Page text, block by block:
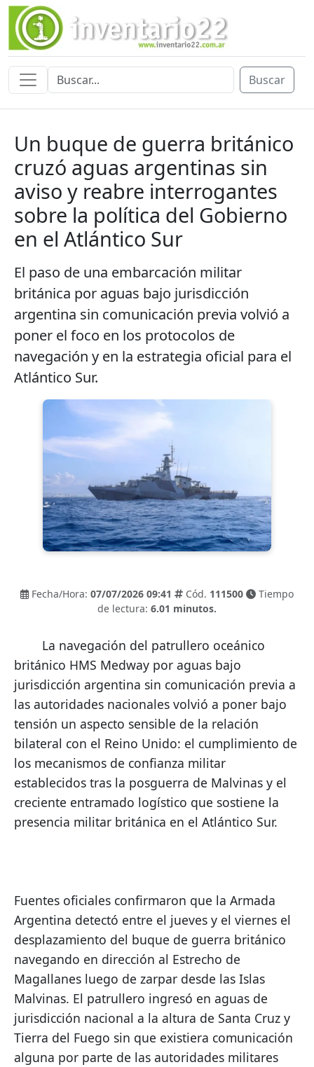
Buscar
Un buque de guerra británico
cruzó aguas argentinas sin
aviso y reabre interrogantes
sobre la política del Gobierno
en el Atlántico Sur
El paso de una embarcación militar
británica por aguas bajo jurisdicción
argentina sin comunicación previa volvió a
poner el foco en los protocolos de
navegación y en la estrategia oficial para el
Atlántico Sur.
Fecha/Hora: 07/07/2026 09:41 Cód. 111500
Tiempo
de lectura: 6.01 minutos.
británico HMS Medway por aguas bajo
jurisdicción argentina sin comunicación previa a
las autoridades nacionales volvió a poner bajo
tensión un aspecto sensible de la relación
bilateral con el Reino Unido: el cumplimiento de
los mecanismos de confianza militar
establecidos tras la posguerra de Malvinas y el
creciente entramado logístico que sostiene la
presencia militar británica en el Atlántico Sur.
Fuentes oficiales confirmaron que la Armada
Argentina detectó entre el jueves y el viernes el
desplazamiento del buque de guerra británico
navegando en dirección al Estrecho de
Magallanes luego de zarpar desde las Islas
Malvinas. El patrullero ingresó en aguas de
jurisdicción nacional a la altura de Santa Cruz y
Tierra del Fuego sin que existiera comunicación
alguna por parte de las autoridades militares